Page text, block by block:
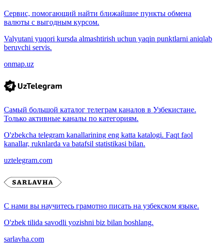
Сервис, помогающий найти ближайшие пункты обмена
валюты с выгодным курсом.
Valyutani yuqori kursda almashtirish uchun yaqin punktlarni aniqlab
beruvchi servis.
onmap.uz
Самый большой каталог телеграм каналов в Узбекистане.
Только активные каналы по категориям.
O'zbekcha telegram kanallarining eng katta katalogi. Faqt faol
kanallar, ruknlarda va batafsil statistikasi bilan.
uztelegram.com
С нами вы научитесь грамотно писать на узбекском языке.
O'zbek tilida savodli yozishni biz bilan boshlang.
sarlavha.com